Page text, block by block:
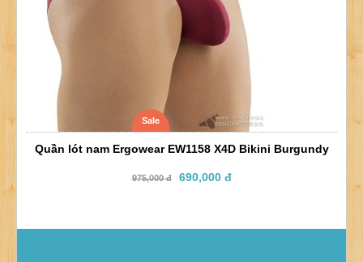
Sale
Quần lót nam Ergowear EW1158 X4D Bikini Burgundy
975,000 đ 690,000 đ